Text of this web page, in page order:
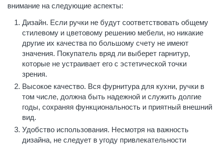
внимание на следующие аспекты:
Дизайн. Если ручки не будут соответствовать общему
стилевому и цветовому решению мебели, но никакие
другие их качества по большому счету не имеют
значения. Покупатель вряд ли выберет гарнитур,
которые не устраивает его с эстетической точки
зрения.
Высокое качество. Вся фурнитура для кухни, ручки в
том числе, должна быть надежной и служить долгие
годы, сохраняя функциональность и приятный внешний
вид.
Удобство использования. Несмотря на важность
дизайна, не следует в угоду привлекательности